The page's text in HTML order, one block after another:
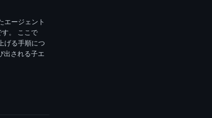
エージェント
。 ここで
げる手順につ
出される子エ